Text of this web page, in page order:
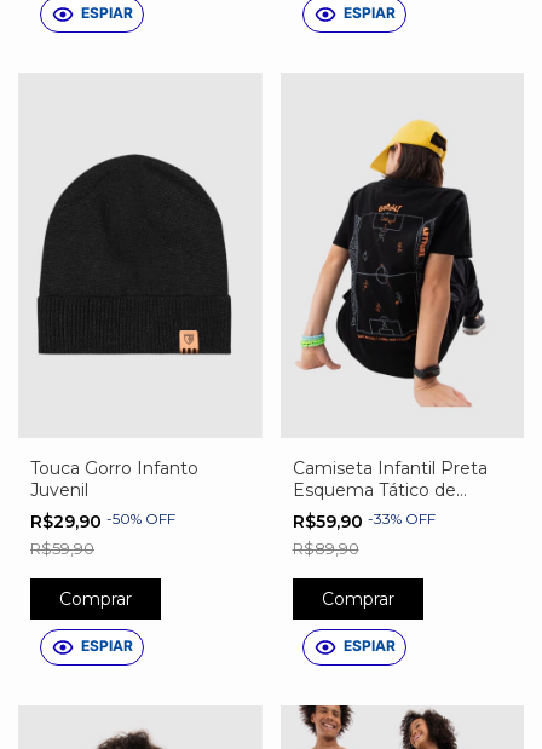
ESPIAR ESPIAR
Touca Gorro Infanto
Juvenil
R$29,90 -50% OFF
R$59,90
Comprar
ESPIAR
Camiseta Infantil Preta
Esquema Tático de
Futebol
R$59,90 -33% OFF
R$89,90
Comprar
ESPIAR